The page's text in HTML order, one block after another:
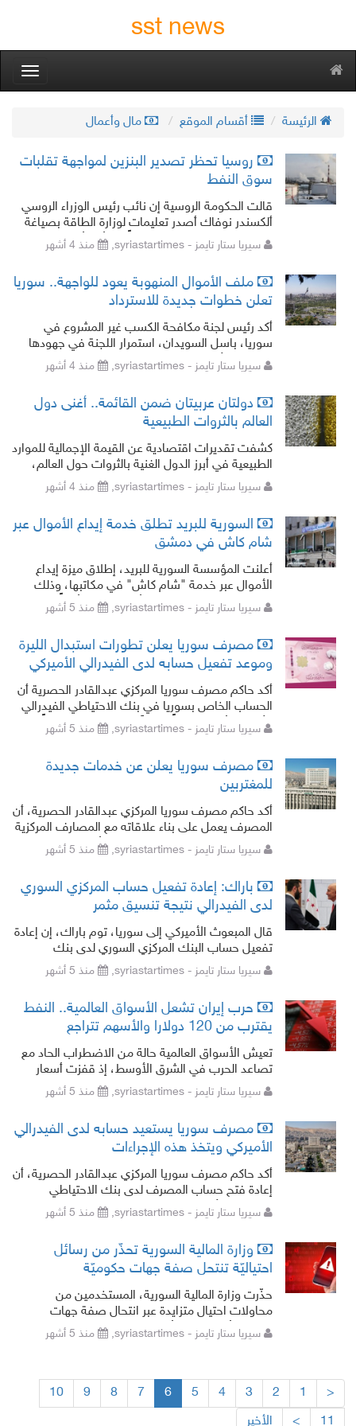
sst news
الرئيسة أقسام الموقع مال وأعمال
روسيا تحظر تصدير البنزين لمواجهة تقلبات
سوق النفط
قالت الحكومة الروسية إن نائب رئيس الوزراء الروسي
ألكسندر نوفاك أصدر تعليمات لوزارة الطاقة بصياغة
قرار يحظر تصدير البنزين اعتباراً من أول أبريل/ نيسان.
وأفادت وكالة ت
سيريا ستار تايمز - syriastartimes, منذ 4 أشهر
ملف الأموال المنهوبة يعود للواجهة.. سوريا
تعلن خطوات جديدة للاسترداد
أكد رئيس لجنة مكافحة الكسب غير المشروع في
سوريا، باسل السويدان، استمرار اللجنة في جهودها
لملاحقة الأموال المنهوبة من النظام السابق وحماية
الأصول الاقتصادية التي تمت اس
سيريا ستار تايمز - syriastartimes, منذ 4 أشهر
دولتان عربيتان ضمن القائمة.. أغنى دول
العالم بالثروات الطبيعية
كشفت تقديرات اقتصادية عن القيمة الإجمالية للموارد
الطبيعية في أبرز الدول الغنية بالثروات حول العالم،
تريليون دولار.
سيريا ستار تايمز - syriastartimes, منذ 4 أشهر
السورية للبريد تطلق خدمة إيداع الأموال عبر
شام كاش في دمشق
أعلنت المؤسسة السورية للبريد، إطلاق ميزة إيداع
الأموال عبر خدمة "شام كاش" في مكاتبها، وذلك
بهدف تقديم خدمات مالية أكثر سهولة وأماناً. وبينت
المؤسسة في منشور على "فيس
سيريا ستار تايمز - syriastartimes, منذ 5 أشهر
مصرف سوريا يعلن تطورات استبدال الليرة
وموعد تفعيل حسابه لدى الفيدرالي الأميركي
أكد حاكم مصرف سوريا المركزي عبدالقادر الحصرية أن
الحساب الخاص بسوريا في بنك الاحتياطي الفيدرالي
الأميركي أصبح جاهزاً وفعالاً وسيتم تحريكه قريباً،
وذلك بعد جهود مكثفة بد
سيريا ستار تايمز - syriastartimes, منذ 5 أشهر
مصرف سوريا يعلن عن خدمات جديدة
للمغتربين
أكد حاكم مصرف سوريا المركزي عبدالقادر الحصرية، أن
المصرف يعمل على بناء علاقاته مع المصارف المركزية
والمصارف التجارية في العالم، على أساس تعزيز
العلاقات المالية والاقتصادي
سيريا ستار تايمز - syriastartimes, منذ 5 أشهر
باراك: إعادة تفعيل حساب المركزي السوري
لدى الفيدرالي نتيجة تنسيق مثمر
قال المبعوث الأميركي إلى سوريا، توم باراك، إن إعادة
تفعيل حساب البنك المركزي السوري لدى بنك
الاحتياطي الفيدرالي في نيويورك جاءت نتيجة تنسيق
مثمر بين الحكومتين. وأضاف
سيريا ستار تايمز - syriastartimes, منذ 5 أشهر
حرب إيران تشعل الأسواق العالمية.. النفط
يقترب من 120 دولارا والأسهم تتراجع
تعيش الأسواق العالمية حالة من الاضطراب الحاد مع
تصاعد الحرب في الشرق الأوسط، إذ قفزت أسعار
النفط إلى مستويات غير مسبوقة منذ سنوات، بينما
تكبدت الأسهم العالمية خسائر واسعة
سيريا ستار تايمز - syriastartimes, منذ 5 أشهر
مصرف سوريا يستعيد حسابه لدى الفيدرالي
الأميركي ويتخذ هذه الإجراءات
أكد حاكم مصرف سوريا المركزي عبدالقادر الحصرية، أن
إعادة فتح حساب المصرف لدى بنك الاحتياطي
الفيدرالي الأميركي في نيويورك تمثل خطوة
استراتيجية مهمة من المتوقع أن يكون لها أ
سيريا ستار تايمز - syriastartimes, منذ 5 أشهر
وزارة المالية السورية تحذّر من رسائل
احتياليّة تنتحل صفة جهات حكوميّة
حذّرت وزارة المالية السورية، المستخدمين من
محاولات احتيال متزايدة عبر انتحال صفة جهات
حكومية أو استخدام أوصاف وظيفية رسمية على
منصات التواصل الاجتماعي وتطبيقات المحادثة
سيريا ستار تايمز - syriastartimes, منذ 5 أشهر
<
1
2
3
4
5
6
7
8
9
10
11
> الأخير